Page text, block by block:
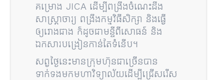
គម្រោង JICA ដើម្បីពង្រឹងចំណេះដឹង
សាស្ត្រាចារ្យ ពង្រឹងកម្មវិធីសិក្សា និងធ្វើ
ឲ្យរោងជាង ក៏ដូចជាមន្ទីពីសោធន៍ និង
ឯកសារបង្រៀនកាន់តែទំនើប។
សព្វថ្ងៃនេះមានក្រុមហ៊ុនជាច្រើនបាន
ទាក់ទងមកមហាវិទ្យាល័យដើម្បីជ្រើសរើស